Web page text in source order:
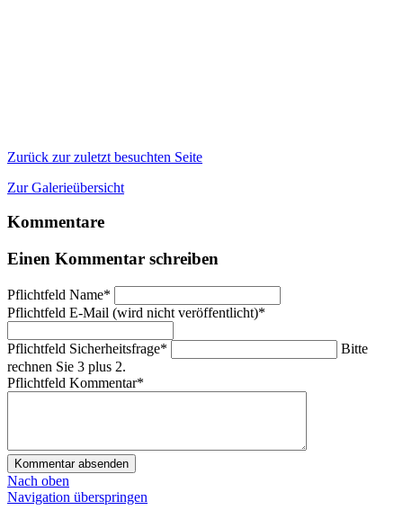
Zurück zur zuletzt besuchten Seite
Zur Galerieübersicht
Kommentare
Einen Kommentar schreiben
Pflichtfeld Name*
Pflichtfeld E-Mail (wird nicht veröffentlicht)*
Pflichtfeld Sicherheitsfrage*
Bitte
rechnen Sie 3 plus 2.
Pflichtfeld Kommentar*
Kommentar absenden
Nach oben
Navigation überspringen